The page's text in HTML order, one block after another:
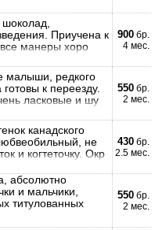
Приучена к
все манеры хоро
900 бр.
4 мес.
малыши, редкого
к переезду.
ласковые и шу
550 бр.
2 мес.
канадского
не
и когтеточку. Окр
430 бр.
2.5 мес.
абсолютно
и мальчики,
титулованных
550 бр.
2 мес.